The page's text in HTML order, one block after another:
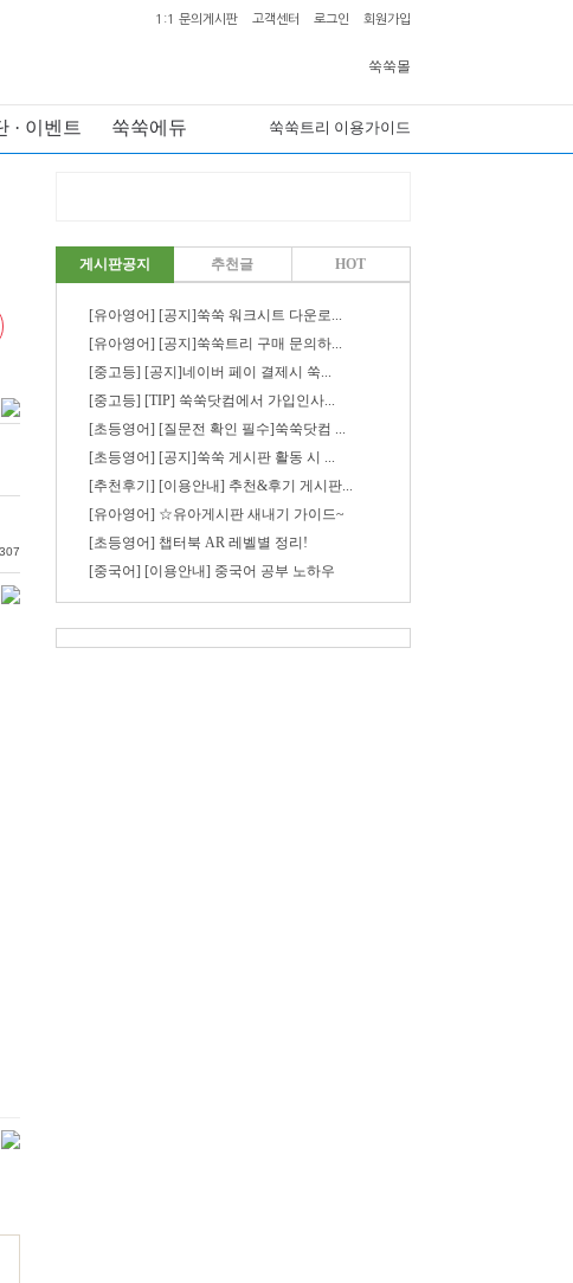
1:1 문의게시판 고객센터 로그인 회원가입
쑥쑥몰
· 이벤트 쑥쑥에듀 쑥쑥트리 이용가이드
게시판공지 추천글 HOT
[유아영어] [공지]쑥쑥 워크시트 다운로...
[유아영어] [공지]쑥쑥트리 구매 문의하...
[중고등] [공지]네이버 페이 결제시 쑥...
[중고등] [TIP] 쑥쑥닷컴에서 가입인사...
[초등영어] [질문전 확인 필수]쑥쑥닷컴 ...
[초등영어] [공지]쑥쑥 게시판 활동 시 ...
[추천후기] [이용안내] 추천&후기 게시판...
[유아영어] ☆유아게시판 새내기 가이드~
[초등영어] 챕터북 AR 레벨별 정리!
[중국어] [이용안내] 중국어 공부 노하우